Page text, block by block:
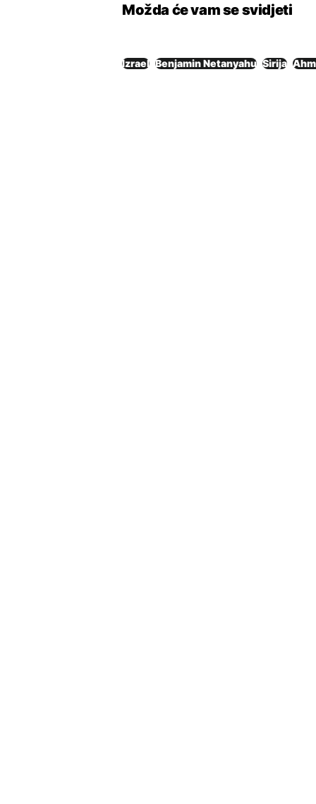
Možda će vam se svidjeti
Izrael Benjamin Netanyahu Sirija